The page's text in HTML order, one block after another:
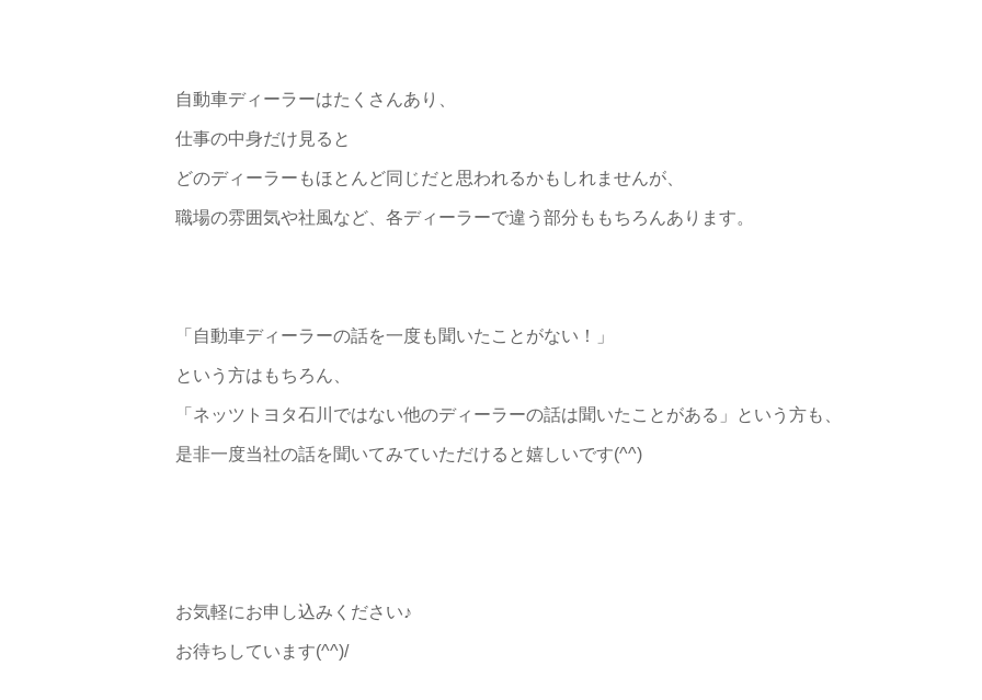
自動車ディーラーはたくさんあり、
仕事の中身だけ見ると
どのディーラーもほとんど同じだと思われるかもしれませんが、
職場の雰囲気や社風など、各ディーラーで違う部分ももちろんあります。
「自動車ディーラーの話を一度も聞いたことがない！」
という方はもちろん、
「ネッツトヨタ石川ではない他のディーラーの話は聞いたことがある」という方も、
是非一度当社の話を聞いてみていただけると嬉しいです(^^)
お気軽にお申し込みください♪
お待ちしています(^^)/